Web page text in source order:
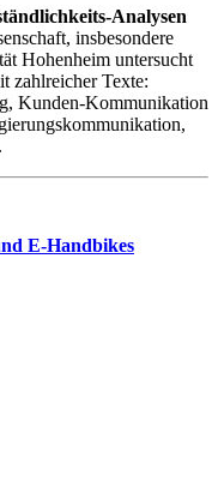
Analysen
insbesondere
Hohenheim untersucht
zahlreicher Texte:
Kunden-Kommunikation
E-Handbikes